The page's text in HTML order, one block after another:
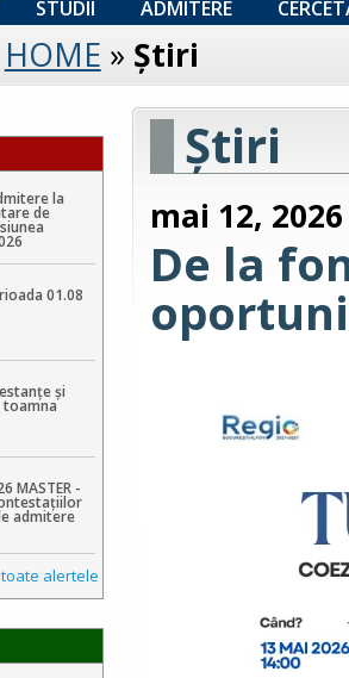
STUDII ADMITERE
HOME » Ştiri
la
de
01.08
și
MASTER -
admitere
alertele
Ştiri
mai 12, 2026
De la